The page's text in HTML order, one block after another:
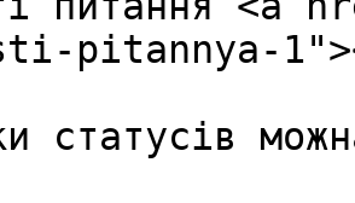
pitannya-
статусів